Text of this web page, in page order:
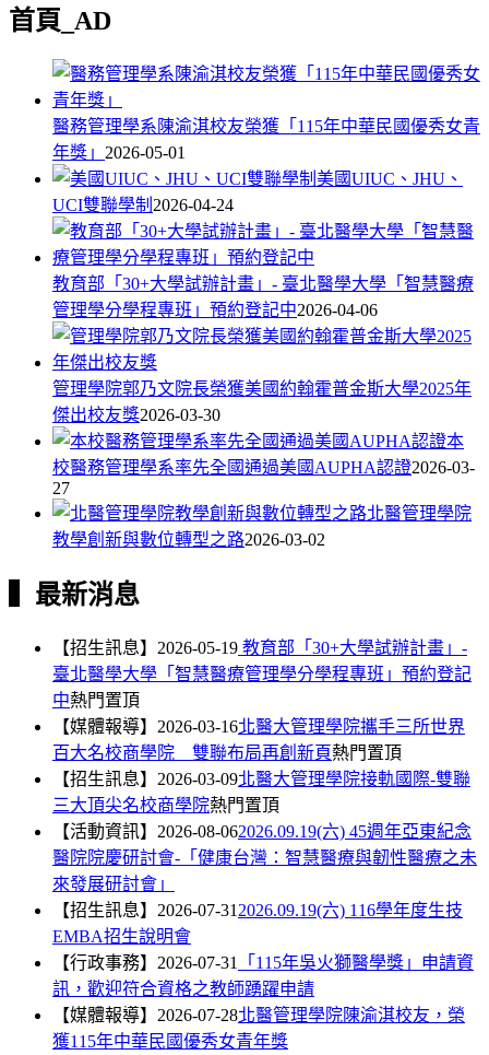
首頁_AD
醫務管理學系陳渝淇校友榮獲「115年中華民國優秀女青
年獎」 2026-05-01
美國UIUC、JHU、
UCI雙聯學制 2026-04-24
教育部「30+大學試辦計畫」- 臺北醫學大學「智慧醫療
管理學分學程專班」預約登記中2026-04-06
管理學院郭乃文院長榮獲美國約翰霍普金斯大學2025年
傑出校友獎2026-03-30
本
校醫務管理學系率先全國通過美國AUPHA認證2026-03-
27
北醫管理學院
教學創新與數位轉型之路2026-03-02
▍最新消息
【招生訊息】 2026-05-19 教育部「30+大學試辦計畫」-
臺北醫學大學「智慧醫療管理學分學程專班」預約登記
中熱門置頂
【媒體報導】 2026-03-16北醫大管理學院攜手三所世界
百大名校商學院 雙聯布局再創新頁熱門置頂
【招生訊息】 2026-03-09北醫大管理學院接軌國際-雙聯
三大頂尖名校商學院熱門置頂
【活動資訊】 2026-08-062026.09.19(六) 45週年亞東紀念
醫院院慶研討會-「健康台灣：智慧醫療與韌性醫療之未
來發展研討會」
【招生訊息】 2026-07-31 2026.09.19(六) 116學年度生技
EMBA招生說明會
【行政事務】 2026-07-31
「115年吳火獅醫學獎」申請資
訊，歡迎符合資格之教師踴躍申請
【媒體報導】 2026-07-28北醫管理學院陳渝淇校友，榮
獲115年中華民國優秀女青年獎